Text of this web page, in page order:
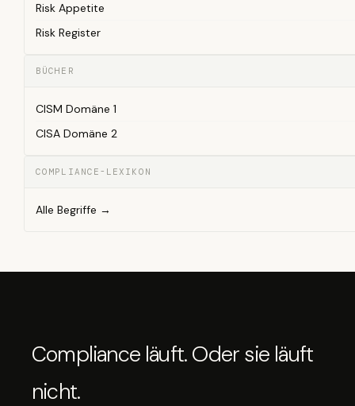
Risk Appetite
Risk Register
BÜCHER
CISM Domäne 1
CISA Domäne 2
COMPLIANCE-LEXIKON
Alle Begriffe →
Compliance läuft. Oder sie läuft
nicht.